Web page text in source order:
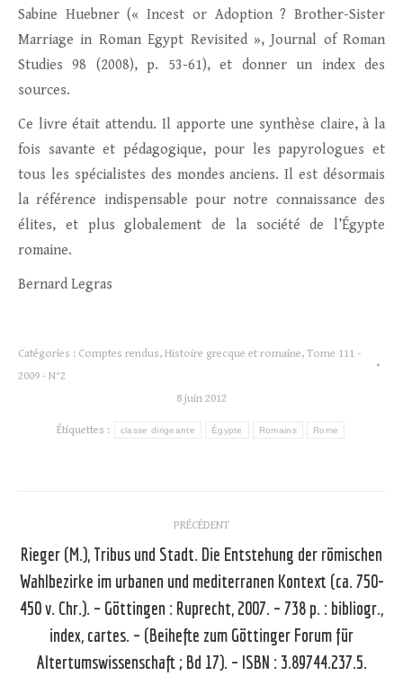
Sabine Huebner (« Incest or Adoption ? Brother-Sister
Marriage in Roman Egypt Revisited », Journal of Roman
Studies 98 (2008), p. 53-61), et donner un index des
sources.
Ce livre était attendu. Il apporte une synthèse claire, à la
fois savante et pédagogique, pour les papyrologues et
tous les spécialistes des mondes anciens. Il est désormais
la référence indispensable pour notre connaissance des
élites, et plus globalement de la société de l’Égypte
romaine.
Bernard Legras
Catégories : Comptes rendus, Histoire grecque et romaine, Tome 111 -
2009 - N°2
8 juin 2012
Étiquettes : classe dirigeante Égypte Romains Rome
article
PRÉCÉDENT
Article
précédent
Rieger (M.), Tribus und Stadt. Die Entstehung der römischen
Wahlbezirke im urbanen und mediterranen Kontext (ca. 750-
450 v. Chr.). – Göttingen : Ruprecht, 2007. – 738 p. : bibliogr.,
index, cartes. – (Beihefte zum Göttinger Forum für
Altertumswissenschaft ; Bd 17). – ISBN : 3.89744.237.5.